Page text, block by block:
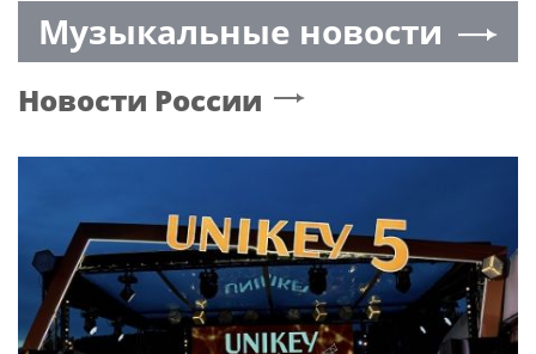
самомнении
звезды
Музыкальные новости
Новости России